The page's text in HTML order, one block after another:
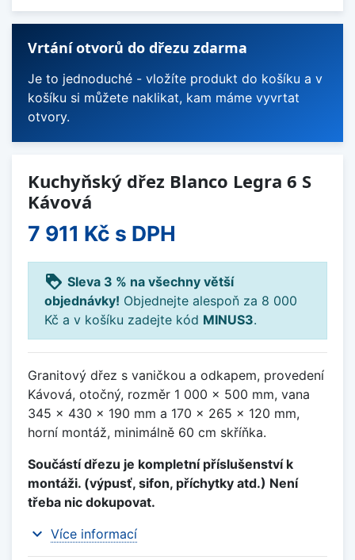
Vrtání otvorů do dřezu zdarma
Je to jednoduché - vložíte produkt do košíku a v
košíku si můžete naklikat, kam máme vyvrtat
otvory.
Kuchyňský dřez Blanco Legra 6 S
Kávová
7 911 Kč s DPH
loyalty Sleva 3 % na všechny větší
objednávky! Objednejte alespoň za 8 000
Kč a v košíku zadejte kód MINUS3.
Granitový dřez s vaničkou a odkapem, provedení
Kávová, otočný, rozměr 1 000 x 500 mm, vana
345 x 430 x 190 mm a 170 x 265 x 120 mm,
horní montáž, minimálně 60 cm skříňka.
Součástí dřezu je kompletní příslušenství k
montáži. (výpusť, sifon, příchytky atd.) Není
třeba nic dokupovat.
expand_more Více informací